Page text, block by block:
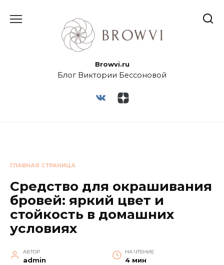
Browvi.ru
Блог Виктории Бессоновой
ГЛАВНАЯ СТРАНИЦА
Средство для окрашивания
бровей: яркий цвет и
стойкость в домашних
условиях
АВТОР
admin
НА ЧТЕНИЕ
4 мин